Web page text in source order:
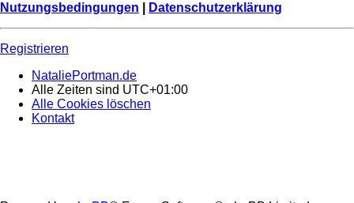
Nutzungsbedingungen
Datenschutzerklärung
Registrieren
NataliePortman.de
Alle Zeiten sind UTC+01:00
Alle Cookies löschen
Kontakt